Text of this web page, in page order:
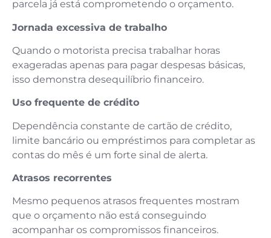
parcela já está comprometendo o orçamento.
Jornada excessiva de trabalho
Quando o motorista precisa trabalhar horas
exageradas apenas para pagar despesas básicas,
isso demonstra desequilíbrio financeiro.
Uso frequente de crédito
Dependência constante de cartão de crédito,
limite bancário ou empréstimos para completar as
contas do mês é um forte sinal de alerta.
Atrasos recorrentes
Mesmo pequenos atrasos frequentes mostram
que o orçamento não está conseguindo
acompanhar os compromissos financeiros.